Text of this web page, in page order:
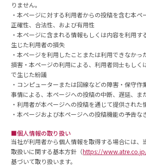
りません。
・本ページに対する利用者からの投稿を含む本ペ
正確性、合法性、および有用性
・本ページに含まれる情報もしくは内容を利用す
生じた利用者の損失
・本ページを利用したことまたは利用できなかっ
損害・本ページの利用による、利用者同士もしく
で生じた紛議
・コンピューターまたは回線などの障害・保守
事情による、本ページへの投稿の中断、遅延、ま
・利用者が本ページへの投稿を通じて提供された
・本ページおよび本ページへの投稿機能の予告な
■個人情報の取り扱い
当社が利用者から個人情報を取得する場合には、
取扱いに関する基本方針（https://
基づいて取り扱います。